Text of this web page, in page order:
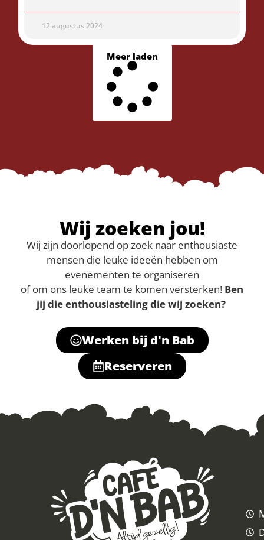
12 augustus 2024
Meer laden
Wij zoeken jou!
Wij zijn doorlopend op zoek naar enthousiaste
mensen die leuke ideeën hebben om
evenementen te organiseren
of om ons leuke team te komen versterken! Ben
jij die enthousiasteling die wij zoeken?
Werken bij d'n Bab
Reserveren